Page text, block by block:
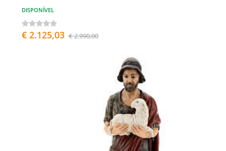
DISPONÍVEL
€ 2.125,03 € 2.990,00